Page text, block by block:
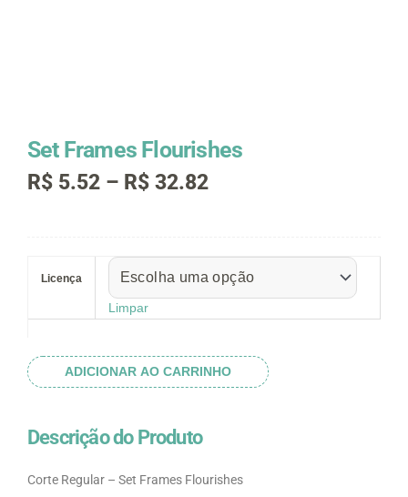
Set Frames Flourishes
R$ 5.52 – R$ 32.82Faixa
através
R$ 32.82
Licença
Limpar
Flourishes
ADICIONAR AO CARRINHO
Descrição do Produto
Corte Regular – Set Frames Flourishes